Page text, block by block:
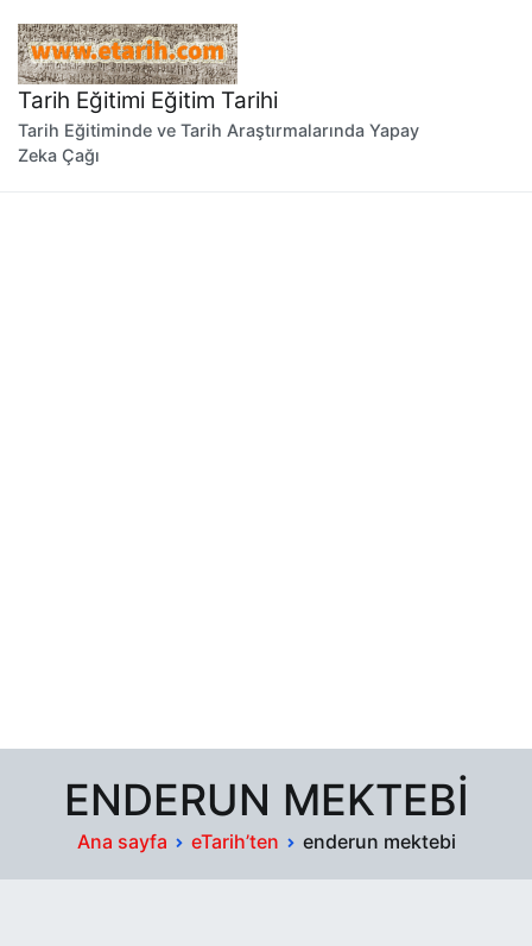
geç
Tarih Eğitimi Eğitim Tarihi
Tarih Eğitiminde ve Tarih Araştırmalarında Yapay
Zeka Çağı
ENDERUN MEKTEBI
Ana sayfa eTarih’ten enderun mektebi